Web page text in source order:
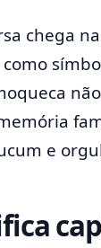
chega
e